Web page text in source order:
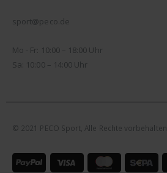
sport@peco.de
Mo - Fr: 10:00 – 18:00 Uhr
Sa: 10:00 – 14:00 Uhr
© 2021 PECO Sport, Alle Rechte vorbehalten.